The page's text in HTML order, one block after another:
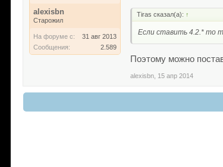
alexisbn
Старожил
На форуме с:
31 авг 2013
Сообщения:
2.589
Tiras сказал(а): ↑
Если ставить 4.2.* то
Поэтому можно
alexisbn 15 апр 2014